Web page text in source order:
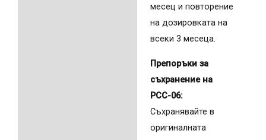
месец и повторение
на дозировката на
всеки 3 месеца.
Препоръки за
съхранение на
PCC-06:
Съхранявайте в
оригиналната